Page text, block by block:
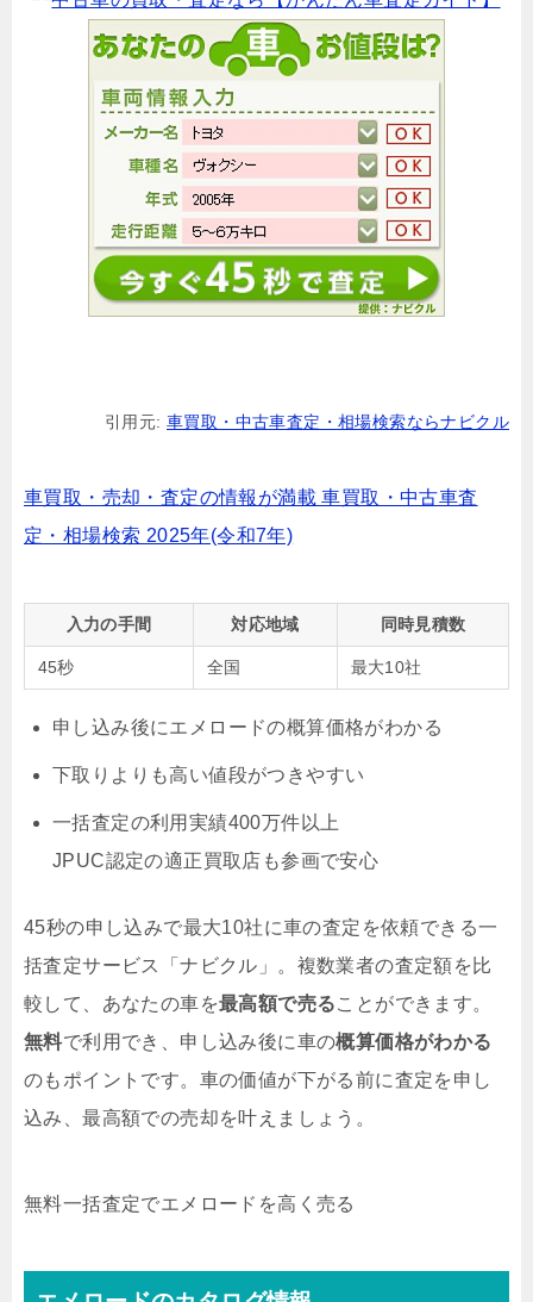
引用元: 車買取・中古車査定・相場検索ならナビクル
車買取・売却・査定の情報が満載 車買取・中古車査
定・相場検索 2025年(令和7年)
入力の手間 対応地域 同時見積数
45秒 全国 最大10社
申し込み後にエメロードの概算価格がわかる
下取りよりも高い値段がつきやすい
一括査定の利用実績400万件以上
JPUC認定の適正買取店も参画で安心
45秒の申し込みで最大10社に車の査定を依頼できる一
括査定サービス「ナビクル」。複数業者の査定額を比
較して、あなたの車を最高額で売ることができます。
無料で利用でき、申し込み後に車の概算価格がわかる
のもポイントです。車の価値が下がる前に査定を申し
込み、最高額での売却を叶えましょう。
無料一括査定でエメロードを高く売る